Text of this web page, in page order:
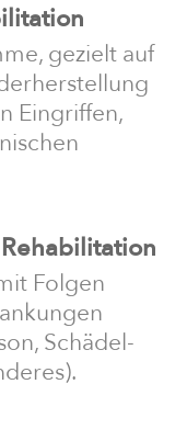
gezielt auf
Eingriffen,
Folgen
Schädel-